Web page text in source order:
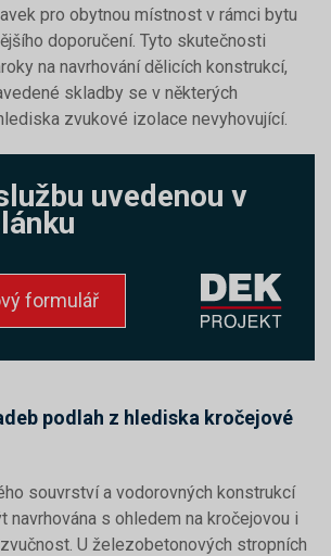
pro obytnou místnost v rámci bytu
doporučení. Tyto skutečnosti
na navrhování dělicích konstrukcí,
skladby se v některých
zvukové izolace nevyhovující.
uvedenou v
formulář
podlah z hlediska kročejové
souvrství a vodorovných konstrukcí
navrhována s ohledem na kročejovou i
U železobetonových stropních